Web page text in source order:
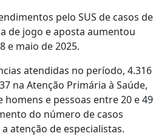
pelo SUS de casos de
de jogo e aposta aumentou
e maio de 2025.
atendidas no período, 4.316
na Atenção Primária à Saúde,
e pessoas entre 20 e 49
do número de casos
atenção de especialistas.